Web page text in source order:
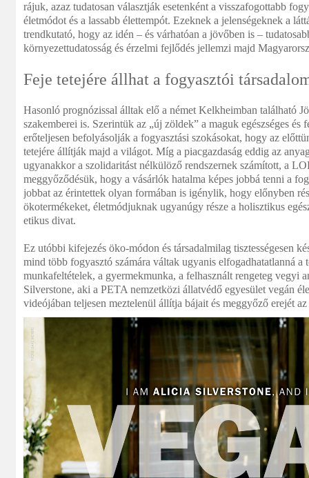
rájuk, azaz tudatosan választják esetenként a visszafogottabb
életmódot és a lassabb élettempót. Ezeknek a jelenségeknek a
trendkutató, hogy az idén – és várhatóan a jövőben is –
környezettudatosság és érzelmi fejlődés jellemzi majd
Feje tetejére állhat a fogyasztói
Hasonló prognózissal álltak elő a német Kelkheimban található
szakemberei is. Szerintük az „új zöldek” a maguk egészséges és
erőteljesen befolyásolják a fogyasztási szokásokat, hogy az
tetejére állítják majd a világot. Míg a piacgazdaság eddig az
ugyanakkor a szolidaritást nélkülöző rendszernek számított, a
meggyőződésük, hogy a vásárlók hatalma képes jobbá tenni a
jobbat az érintettek olyan formában is igénylik, hogy előnyben
ökotermékeket, életmódjuknak ugyanúgy része a holisztikus
etikus divat.
Ez utóbbi kifejezés öko-módon és társadalmilag tisztességesen
mind több fogyasztó számára váltak ugyanis elfogadhatatlanná a
munkafeltételek, a gyermekmunka, a felhasznált rengeteg vegyi
Silverstone, aki a PETA nemzetközi állatvédő egyesület vegán
videójában teljesen meztelenül állítja bájait és meggyőző erejét